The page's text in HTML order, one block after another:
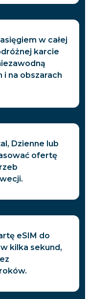
w całej
karcie
i na obszarach
Dzienne lub
ofertę
eSIM do
kilka sekund,